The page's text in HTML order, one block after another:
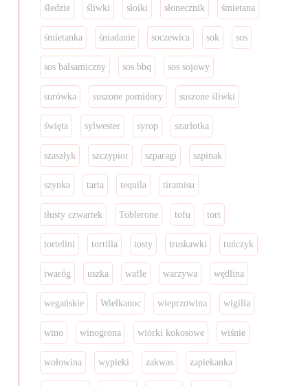
śledzie śliwki słoiki słonecznik śmietana
śmietanka śniadanie soczewica sok sos
sos balsamiczny sos bbq sos sojowy
surówka suszone pomidory suszone śliwki
święta sylwester syrop szarlotka
szaszłyk szczypior szparagi szpinak
szynka tarta tequila tiramisu
tłusty czwartek Toblerone tofu tort
tortelini tortilla tosty truskawki tuńczyk
twaróg uszka wafle warzywa wędlina
wegańskie Wielkanoc wieprzowina wigilia
wino winogrona wiórki kokosowe wiśnie
wołowina wypieki zakwas zapiekanka